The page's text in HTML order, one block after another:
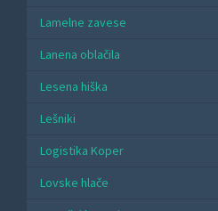
Lamelne zavese
Lanena oblačila
Lesena hiška
Lešniki
Logistika Koper
Lovske hlače